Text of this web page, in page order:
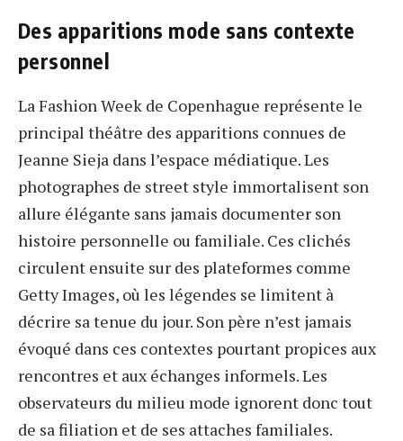
Des apparitions mode sans contexte
personnel
La Fashion Week de Copenhague représente le
principal théâtre des apparitions connues de
Jeanne Sieja dans l’espace médiatique. Les
photographes de street style immortalisent son
allure élégante sans jamais documenter son
histoire personnelle ou familiale. Ces clichés
circulent ensuite sur des plateformes comme
Getty Images, où les légendes se limitent à
décrire sa tenue du jour. Son père n’est jamais
évoqué dans ces contextes pourtant propices aux
rencontres et aux échanges informels. Les
observateurs du milieu mode ignorent donc tout
de sa filiation et de ses attaches familiales.